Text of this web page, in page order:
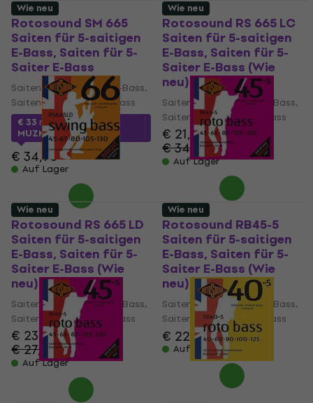
Rotosound SM 665
Saiten für 5-saitigen
E-Bass, Saiten für 5-
Saiter E-Bass
Saiten für 5-saitigen E-Bass,
Saiten für 5-Saiter E-Bass
€ 33 mit dem Code
MUZMUZ-5
€ 34,90
Auf Lager
Rotosound RS 665 LC
Saiten für 5-saitigen
E-Bass, Saiten für 5-
Saiter E-Bass (Wie
neu)
Saiten für 5-saitigen E-Bass,
Saiten für 5-Saiter E-Bass
€ 21,50
€ 34,55
- 38 %
Auf Lager
Wie neu
Rotosound RS 665 LD
Saiten für 5-saitigen
E-Bass, Saiten für 5-
Saiter E-Bass (Wie
neu)
Saiten für 5-saitigen E-Bass,
Saiten für 5-Saiter E-Bass
€ 23,80
€ 27,80
- 14 %
Auf Lager
Wie neu
Rotosound RB45-5
Saiten für 5-saitigen
E-Bass, Saiten für 5-
Saiter E-Bass (Wie
neu)
Saiten für 5-saitigen E-Bass,
Saiten für 5-Saiter E-Bass
€ 22,50
Auf Lager
Wie neu Wie neu